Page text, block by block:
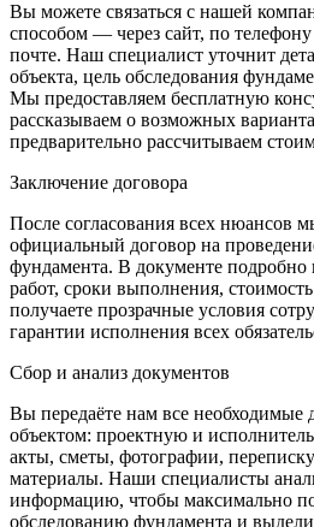
Вы можете связаться с нашей
способом — через сайт, по
почте. Наш специалист уточнит
объекта, цель обследования
Мы предоставляем бесплатную
рассказываем о возможных
предварительно рассчитываем
Заключение договора
После согласования всех нюансов
официальный договор на
фундамента. В документе
работ, сроки выполнения,
получаете прозрачные условия
гарантии исполнения всех
Сбор и анализ документов
Вы передаёте нам все необходимые
объектом: проектную и
акты, сметы, фотографии,
материалы. Наши специалисты
информацию, чтобы максимально
обследованию фундамента и